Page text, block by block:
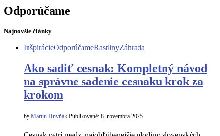
Odporúčame
Najnovšie články
InšpirácieOdporúčameRastlinyZáhrada
Ako sadiť cesnak: Kompletný návod
na správne sadenie cesnaku krok za
krokom
by Martin Hrivňák Publikované: 8. novembra 2025